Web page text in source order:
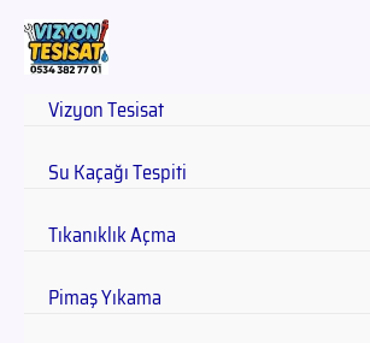
Vizyon Tesisat
Su Kaçağı Tespiti
Tıkanıklık Açma
Pimaş Yıkama